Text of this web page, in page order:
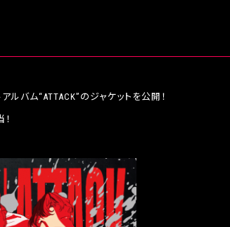
ルバム“ATTACK”のジャケットを公開！